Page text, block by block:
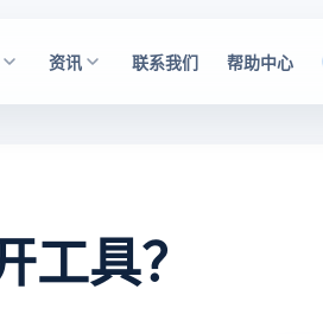
资讯 联系我们 帮助中心
具？